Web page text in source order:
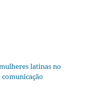
latinas no